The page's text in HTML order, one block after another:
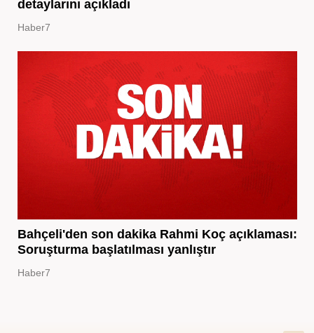
detaylarını açıkladı
Haber7
Bahçeli'den son dakika Rahmi Koç açıklaması:
Soruşturma başlatılması yanlıştır
Haber7